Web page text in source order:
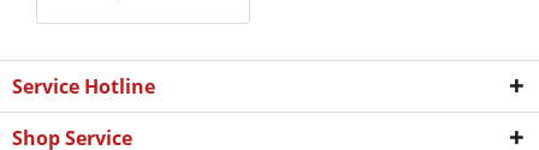
Service Hotline
Shop Service